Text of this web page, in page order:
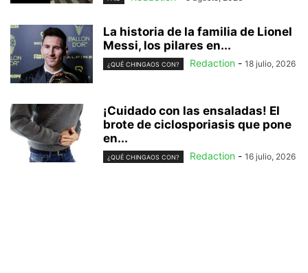
La historia de la familia de Lionel
Messi, los pilares en...
¿QUÉ CHINGAOS CON? Redaction - 18 julio, 2026
¡Cuidado con las ensaladas! El
brote de ciclosporiasis que pone
en...
¿QUÉ CHINGAOS CON? Redaction - 16 julio, 2026